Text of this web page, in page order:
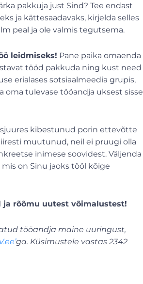
pakkuja just Sind? Tee endast
ja kättesaadavaks, kirjelda selles
peal ja ole valmis tegutsema.
leidmiseks! Pane paika omaenda
tööd pakkuda ning kust need
erialases sotsiaalmeedia grupis,
tulevase tööandja uksest sisse
kibestunud porin ettevõtte
muutunud, neil ei pruugi olla
inimese soovidest. Väljenda
on Sinu jaoks tööl kõige
ja rõõmu uutest võimalustest!
tööandja maine uuringust,
ga. Küsimustele vastas 2342